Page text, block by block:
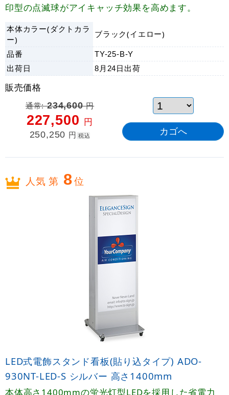
印型の点滅球がアイキャッチ効果を高めます。
本体カラー(ダクトカラ
ー)
ブラック(イエロー)
品番
TY-25-B-Y
出荷日 8月24日 出荷
販売価格
通常:234,600円
227,500 円
250,250 円 税込
人気 第 8位
LED式電飾スタンド看板(貼り込タイプ) ADO-
930NT-LED-S シルバー 高さ1400mm
本体高さ1400mmの蛍光灯型LEDを採用した省電力